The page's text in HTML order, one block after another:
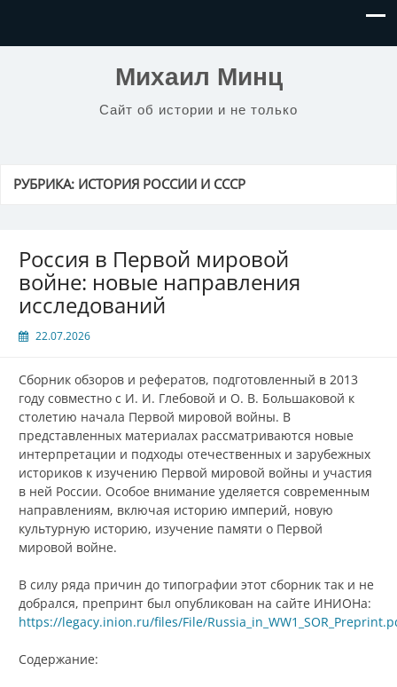
Михаил Минц
Сайт об истории и не только
РУБРИКА: ИСТОРИЯ РОССИИ И СССР
Россия в Первой мировой
войне: новые направления
исследований
22.07.2026
Сборник обзоров и рефератов, подготовленный в 2013
году совместно с И. И. Глебовой и О. В. Большаковой к
столетию начала Первой мировой войны. В
представленных материалах рассматриваются новые
интерпретации и подходы отечественных и зарубежных
историков к изучению Первой мировой войны и участия
в ней России. Особое внимание уделяется современным
направлениям, включая историю империй, новую
культурную историю, изучение памяти о Первой
мировой войне.
В силу ряда причин до типографии этот сборник так и не
добрался, препринт был опубликован на сайте ИНИОНа:
https://legacy.inion.ru/files/File/
Содержание: